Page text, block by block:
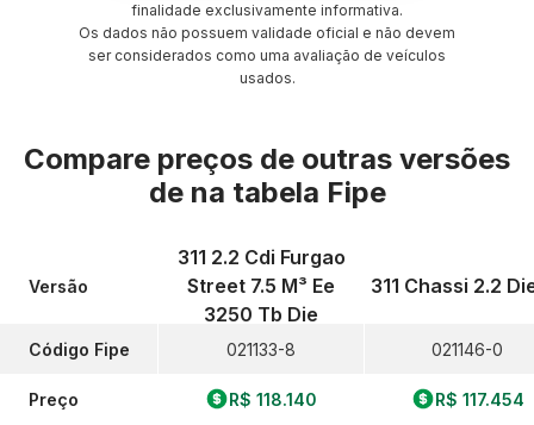
finalidade exclusivamente informativa.
Os dados não possuem validade oficial e não devem
ser considerados como uma avaliação de veículos
usados.
Compare preços de outras versões
de na tabela Fipe
Versão
Código Fipe
Preço
311 2.2 Cdi Furgao
Street 7.5 M³ Ee
3250 Tb Die
021133-8
R$ 118.140
311 Chassi 2.2
021146-0
R$ 117.454